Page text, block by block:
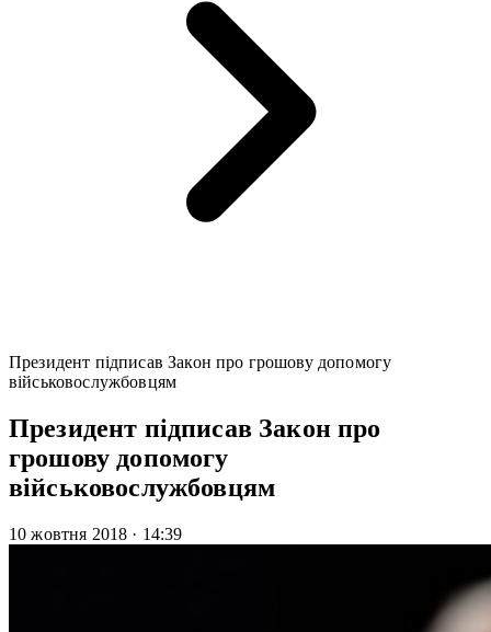
Президент підписав Закон про грошову допомогу
військовослужбовцям
Президент підписав Закон про
грошову допомогу
військовослужбовцям
10 жовтня 2018 · 14:39